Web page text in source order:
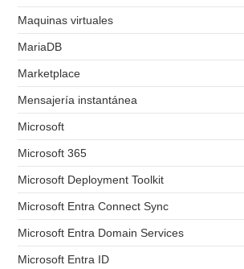
Maquinas virtuales
MariaDB
Marketplace
Mensajería instantánea
Microsoft
Microsoft 365
Microsoft Deployment Toolkit
Microsoft Entra Connect Sync
Microsoft Entra Domain Services
Microsoft Entra ID